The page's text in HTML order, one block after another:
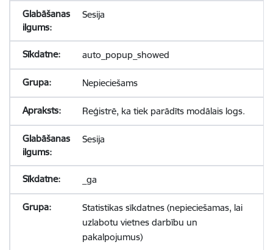
Sesija
auto_popup_showed
Nepieciešams
Reģistrē, ka tiek parādīts modālais logs.
Sesija
_ga
Statistikas sīkdatnes (nepieciešamas, lai
uzlabotu vietnes darbību un
pakalpojumus)